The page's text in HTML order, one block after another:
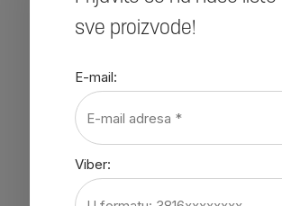
ENTEROBIOTIK®
PROBIOTICI
sve proizvode!
E-mail:
Viber: